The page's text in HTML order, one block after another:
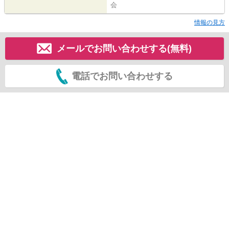
会
情報の見方
メールでお問い合わせする(無料)
電話でお問い合わせする